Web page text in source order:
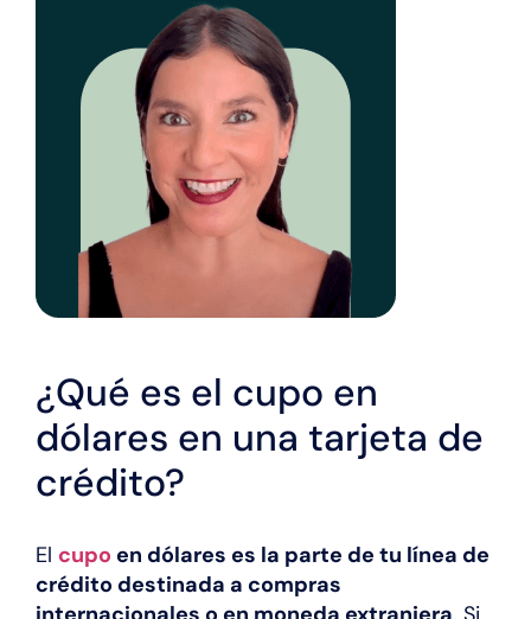
¿Qué es el cupo en
dólares en una tarjeta de
crédito?
El cupo en dólares es la parte de tu línea de
crédito destinada a compras